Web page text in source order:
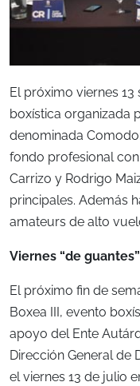
El próximo viernes
boxística organizada
denominada
fondo profesional
Carrizo y Rodrigo
principales. Además
amateurs de alto
Viernes “de guantes”
El próximo fin de
Boxea III, evento
apoyo del Ente
Dirección General de
el viernes 13 de julio